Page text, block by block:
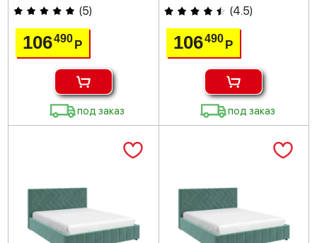
(5)
106490Р
под заказ
(4.5)
106490 Р
под заказ